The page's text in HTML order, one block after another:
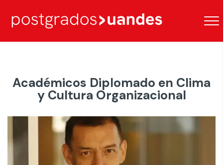
Académicos Diplomado en Clima
y Cultura Organizacional